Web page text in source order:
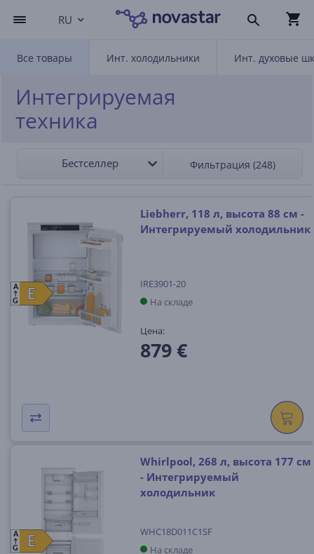
RU
Все товары Инт. холодильники Инт. духовые
Интегрируемая
техника
Бестселлер Фильтрация (248)
E
E
A
G
Liebherr, 118 л, высота 88 см -
Интегрируемый холодильник
IRE3901-20
На складе
Цена:
879 €
E
E
A
G
Whirlpool, 268 л, высота 177 см
- Интегрируемый
холодильник
WHC18D011C1SF
На складе